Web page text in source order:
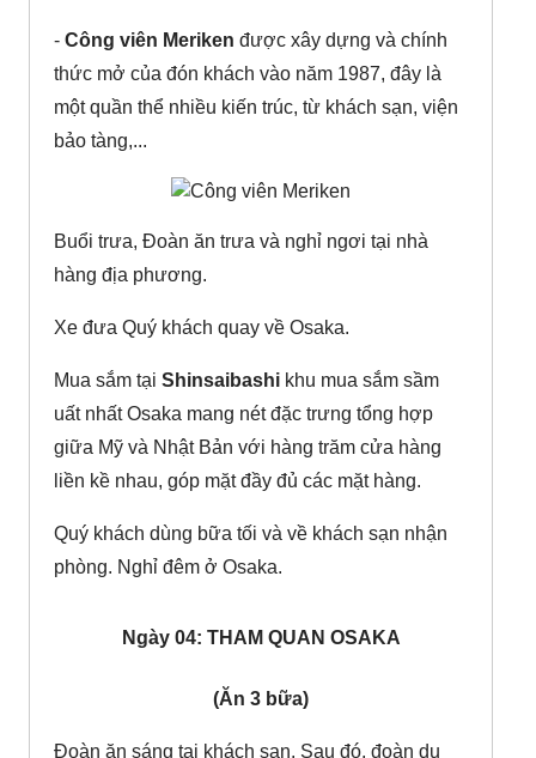
- Công viên Meriken được xây dựng và chính
thức mở của đón khách vào năm 1987, đây là
một quần thể nhiều kiến trúc, từ khách sạn, viện
bảo tàng,...
Buổi trưa, Đoàn ăn trưa và nghỉ ngơi tại nhà
hàng địa phương.
Xe đưa Quý khách quay về Osaka.
Mua sắm tại Shinsaibashi khu mua sắm sầm
uất nhất Osaka mang nét đặc trưng tổng hợp
giữa Mỹ và Nhật Bản với hàng trăm cửa hàng
liền kề nhau, góp mặt đầy đủ các mặt hàng.
Quý khách dùng bữa tối và về khách sạn nhận
phòng. Nghỉ đêm ở Osaka.
Ngày 04: THAM QUAN OSAKA
(Ăn 3 bữa)
Đoàn ăn sáng tại khách sạn. Sau đó, đoàn du